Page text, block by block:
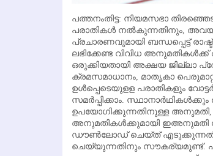
പത്തനംതിട്ട: നിയമസഭാ
പരാതികള്‍ നല്‍കുന്നതിനും,
പ്രചാരണവുമായി ബന്ധപ്പെട്ട്
ലഭിക്കേണ്ട വിവിധ
ഒരുക്കിയതായി അക്ഷയ ജില്ലാ
ക്രമസമാധാനം, മാതൃകാ
ഉള്‍പ്പെടെയുളള പരാതികളും
സമര്‍പ്പിക്കാം. സ്ഥാനാര്‍ഥികള്‍ക്കും
ഉപയോഗിക്കുന്നതിനുള്ള അനുമതി,
അനുമതികള്‍ക്കുമായി ഇഅനുമതി
ഡൗണ്‍ലോഡ് ചെയ്ത്
ചെയ്യുന്നതിനും സൗകര്യമുണ്ട്.